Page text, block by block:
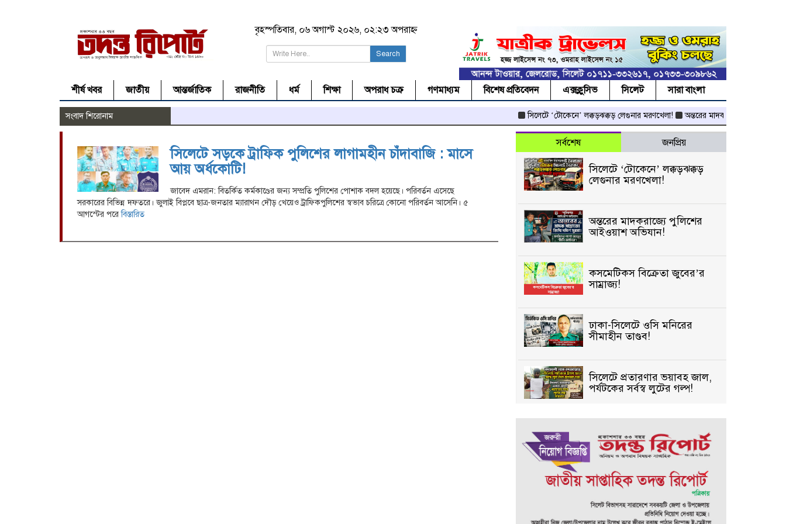
বৃহস্পতিবার, ০৬ অগাস্ট ২০২৬, ০২:২৩ অপরাহ্ন
Search
শীর্ষ খবর জাতীয় আন্তর্জাতিক রাজনীতি ধর্ম শিক্ষা অপরাধ চক্র গণমাধ্যম বিশেষ প্রতিবেদন এক্সক্লুসিভ সিলেট সারা বাংলা
সংবাদ শিরোনাম সিলেটে ‘টোকেনে’ লক্কড়ঝক্কড় লেগুনার মরণখেলা! অন্তরের মাদকরাজ্যে পুলিশের
সিলেটে সড়কে ট্রাফিক পুলিশের লাগামহীন চাঁদাবাজি : মাসে
আয় অর্ধকোটি!
জাবেদ এমরান: বিতর্কিত কর্মকাণ্ডের জন্য সম্প্রতি পুলিশের পোশাক বদল হয়েছে। পরিবর্তন এসেছে
সরকারের বিভিন্ন দফতরে। জুলাই বিপ্লবে ছাত্র-জনতার ম্যারাথন দৌড় খেয়েও ট্রাফিকপুলিশের স্বভাব চরিত্রে কোনো পরিবর্তন আসেনি। ৫
আগস্টের পরেবিস্তারিত
সর্বশেষ জনপ্রিয়
সিলেটে ‘টোকেনে’ লক্কড়ঝক্কড়
লেগুনার মরণখেলা!
অন্তরের মাদকরাজ্যে পুলিশের
আইওয়াশ অভিযান!
কসমেটিকস বিক্রেতা জুবের’র
সাম্রাজ্য!
ঢাকা-সিলেটে ওসি মনিরের
সীমাহীন তাণ্ডব!
সিলেটে প্রতারণার ভয়াবহ জাল,
পর্যটকের সর্বস্ব লুটের গল্প!
দখলদারিত্ব বজায় রাখতে মরিয়া
‘পিচ্চি’ আমিনুর!
কিশোরীকে যৌনপীড়নের পর
ভ্রূণহত্যার অপচেষ্টা, গোয়াইনঘাট